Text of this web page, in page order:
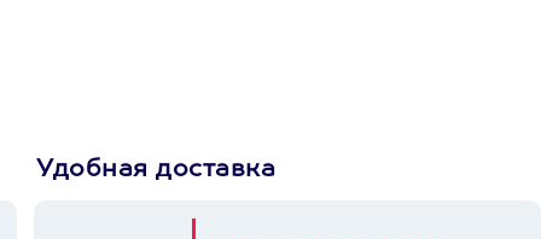
Удобная доставка